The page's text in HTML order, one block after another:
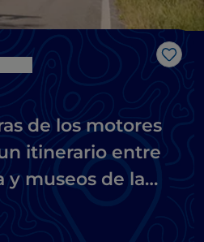
Me
de los motores
itinerario entre
y museos de la